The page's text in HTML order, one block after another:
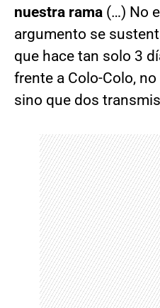
nuestra rama (…) No
argumento se
que hace tan solo 3
frente a Colo-Colo,
sino que dos